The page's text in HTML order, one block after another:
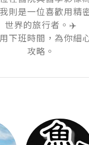
則是一位喜歡用精
世界的旅行者。✈️
下班時間，為你細
攻略。